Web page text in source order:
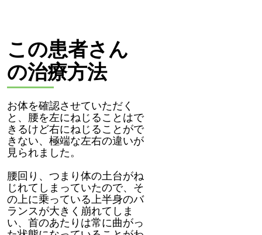
この患者さん
の治療方法
お体を確認させていただく
と、腰を左にねじることはで
きるけど右にねじることがで
きない、極端な左右の違いが
見られました。
腰回り、つまり体の土台がね
じれてしまっていたので、そ
の上に乗っている上半身のバ
ランスが大きく崩れてしま
い、首のあたりは常に曲がっ